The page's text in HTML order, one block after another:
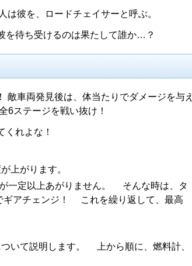
彼を、ロードチェイサーと呼ぶ。
を待ち受けるのは果たして誰か…？
車両発見後は、体当たりでダメージを与え
6ステージを戦い抜け！
れよな！
上がります。
一定以上あがりません。 そんな時は、タ
ギアチェンジ！ これを繰り返して、最高
いて説明します。 上から順に、燃料計、